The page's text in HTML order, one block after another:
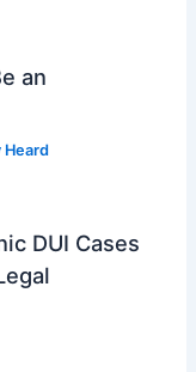
an
Heard
DUI Cases